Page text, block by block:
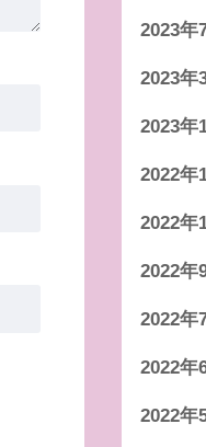
2023年
2023年
2023年
2022年
2022年
2022年
2022年
2022年
2022年